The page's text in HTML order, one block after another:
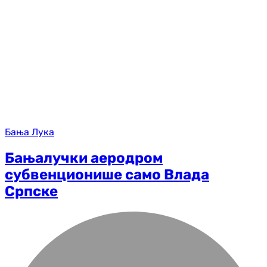
Бања Лука
Бањалучки аеродром
субвенционише само Влада
Српске